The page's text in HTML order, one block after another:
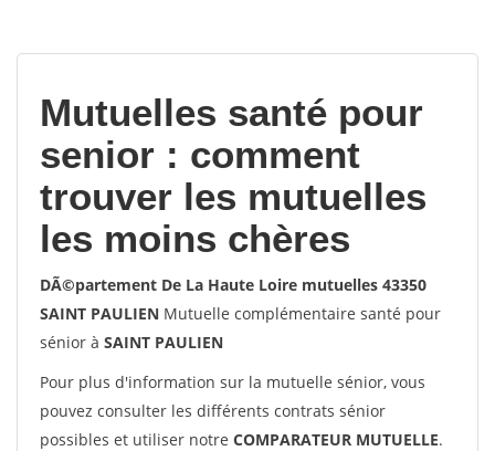
Mutuelles santé pour
senior : comment
trouver les mutuelles
les moins chères
DÃ©partement De La Haute Loire mutuelles 43350
SAINT PAULIEN Mutuelle complémentaire santé pour
sénior à SAINT PAULIEN
Pour plus d'information sur la mutuelle sénior, vous
pouvez consulter les différents contrats sénior
possibles et utiliser notre COMPARATEUR MUTUELLE.